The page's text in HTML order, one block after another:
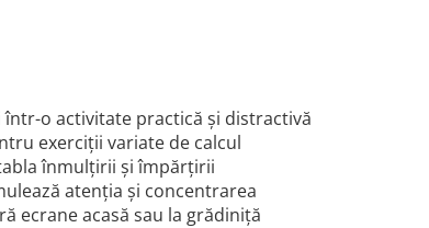
o activitate practică și distractivă
exerciții variate de calcul
înmulțirii și împărțirii
atenția și concentrarea
ecrane acasă sau la grădiniță